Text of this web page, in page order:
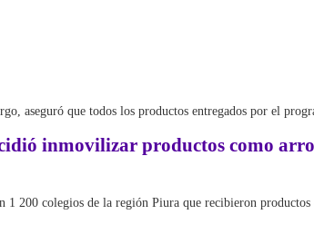
aseguró que todos los productos entregados por el
inmovilizar productos como
1 200 colegios de la región Piura que recibieron productos